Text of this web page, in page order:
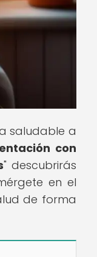
saludable a
con
" descubrirás
en el
de forma